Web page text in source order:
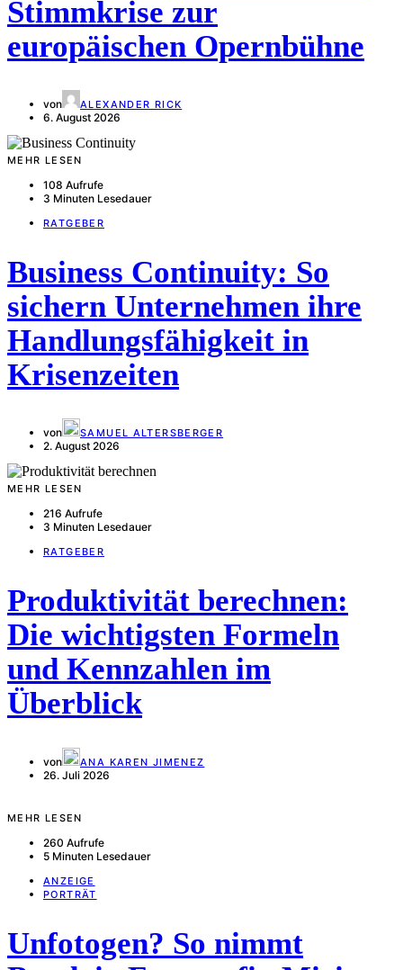
Stimmkrise zur
europäischen Opernbühne
von ALEXANDER RICK
6. August 2026
MEHR LESEN
108 Aufrufe
3 Minuten Lesedauer
RATGEBER
Business Continuity: So
sichern Unternehmen ihre
Handlungsfähigkeit in
Krisenzeiten
von SAMUEL ALTERSBERGER
2. August 2026
MEHR LESEN
216 Aufrufe
3 Minuten Lesedauer
RATGEBER
Produktivität berechnen:
Die wichtigsten Formeln
und Kennzahlen im
Überblick
von ANA KAREN JIMENEZ
26. Juli 2026
MEHR LESEN
260 Aufrufe
5 Minuten Lesedauer
ANZEIGE
PORTRÄT
Unfotogen? So nimmt